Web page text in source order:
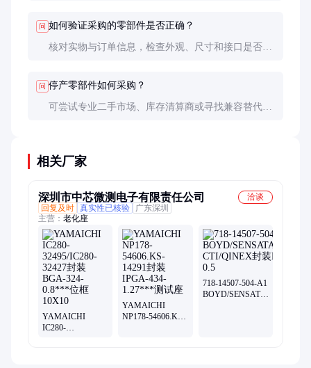
问 如何验证采购的零部件是否正确？
核对实物与订单信息，检查外观、尺寸和接口是否匹
问 停产零部件如何采购？
可尝试专业二手市场、库存清算商或寻找兼容替代
相关厂家
深圳市中芯微测电子有限责任公司
洽谈
回复及时 真实性已核验
广东深圳
主营： 老化座
YAMAICHI
IC280-
YAMAICHI
NP178-54606.KS-
718-14507-504-A1
BOYD/SENSATA/WELLS-